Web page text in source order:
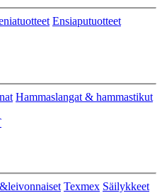
Ensiaputuotteet
Hammaslangat & hammastikut
Texmex Säilykkeet